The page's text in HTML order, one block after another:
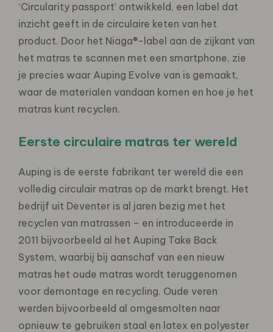
‘Circularity passport’ ontwikkeld, een label dat
inzicht geeft in de circulaire keten van het
product. Door het Niaga®-label aan de zijkant van
het matras te scannen met een smartphone, zie
je precies waar Auping Evolve van is gemaakt,
waar de materialen vandaan komen en hoe je het
matras kunt recyclen.
Eerste circulaire matras ter wereld
Auping is de eerste fabrikant ter wereld die een
volledig circulair matras op de markt brengt. Het
bedrijf uit Deventer is al jaren bezig met het
recyclen van matrassen – en introduceerde in
2011 bijvoorbeeld al het Auping Take Back
System, waarbij bij aanschaf van een nieuw
matras het oude matras wordt teruggenomen
voor demontage en recycling. Oude veren
werden bijvoorbeeld al omgesmolten naar
opnieuw te gebruiken staal en latex en polyester